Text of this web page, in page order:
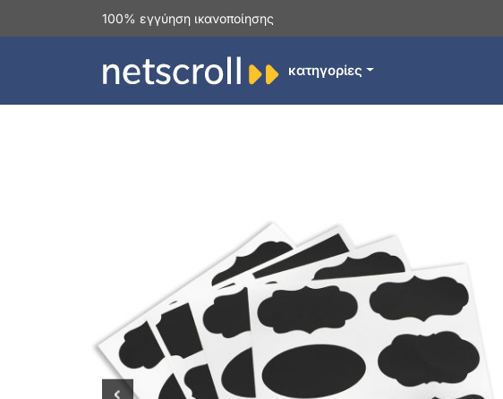
100% εγγύηση ικανοποίησης
κατηγορίες